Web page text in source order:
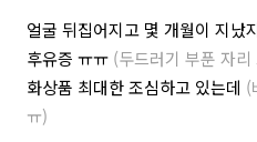
얼굴 뒤집어지고 몇 개월이 지났
후유증 ㅠㅠ (두드러기 부푼 자
화상품 최대한 조심하고 있는데 (
ㅠ)